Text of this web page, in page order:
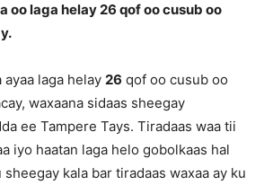
oo laga helay 26 qof oo cusub oo
ayaa laga helay 26 qof oo cusub oo
waxaana sidaas sheegay
ee Tampere Tays. Tiradaas waa tii
iyo haatan laga helo gobolkaas hal
kala bar tiradaas waxaa ay ku